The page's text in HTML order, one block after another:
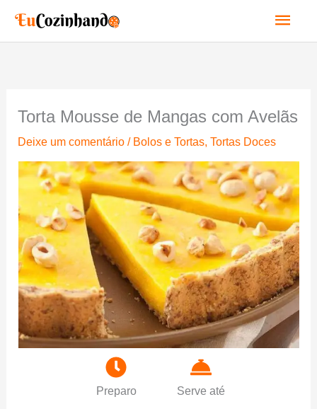
para
o
Torta Mousse de Mangas com Avelãs
Deixe um comentário / Bolos e Tortas ,Tortas Doces
Preparo Serve até